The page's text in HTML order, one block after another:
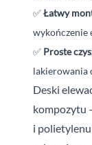
✅Łatwy
wykończenie
✅ Proste
lakierowania
Deski
kompozytu
i